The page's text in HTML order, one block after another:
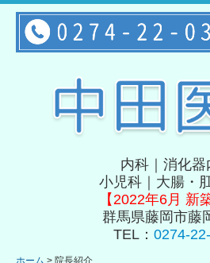
診療案内
内科｜消化器
小児科｜ 大腸・
【2022年6月 新
群馬県藤岡市藤
TEL： 0274-